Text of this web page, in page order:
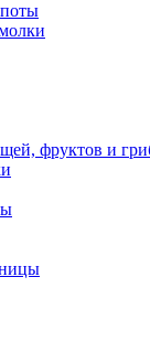
фруктов и